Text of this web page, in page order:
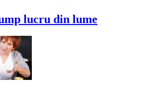
lucru din lume